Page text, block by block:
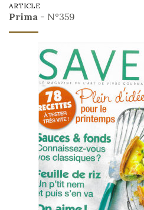
ARTICLE
Prima - N°359